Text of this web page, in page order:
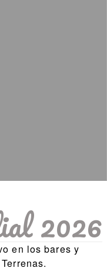
2026
en los bares y